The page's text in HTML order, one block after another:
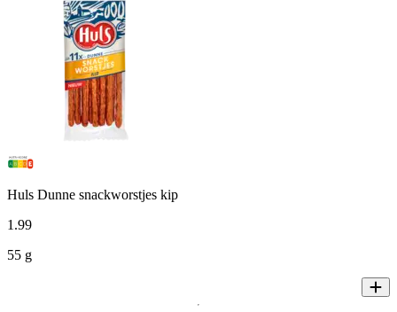
Huls Dunne snackworstjes kip
1 .99
55 g